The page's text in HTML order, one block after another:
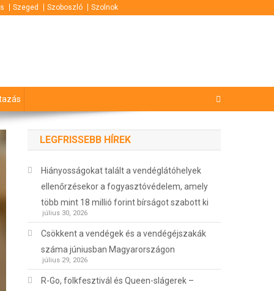
Szeged Szoboszló Szolnok
LEGFRISSEBB HÍREK
Hiányosságokat talált a vendéglátóhelyek
ellenőrzésekor a fogyasztóvédelem, amely
több mint 18 millió forint bírságot szabott ki
július 30, 2026
Csökkent a vendégek és a vendégéjszakák
száma júniusban Magyarországon
július 29, 2026
R-Go, folkfesztivál és Queen-slágerek –